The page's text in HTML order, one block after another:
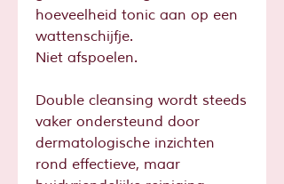
hoeveelheid tonic aan op een
wattenschijfje.
Niet afspoelen.
Double cleansing wordt steeds
vaker ondersteund door
dermatologische inzichten
rond effectieve, maar